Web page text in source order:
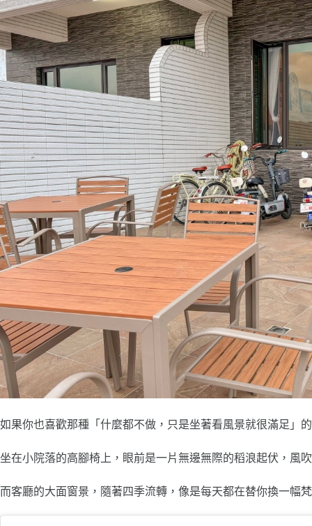
如果你也喜歡那種「什麼都不做，只是坐著看風景就很滿足」
坐在小院落的高腳椅上，眼前是一片無邊無際的稻浪起伏，風
而客廳的大面窗景，隨著四季流轉，像是每天都在替你換一幅